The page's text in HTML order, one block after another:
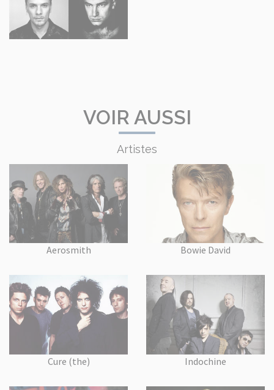
VOIR AUSSI
Artistes
Aerosmith Bowie David
Cure (the) Indochine